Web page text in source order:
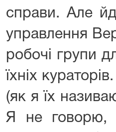
справи. Але
управлення
робочі групи
їхніх
(як я їх
Я не говорю,